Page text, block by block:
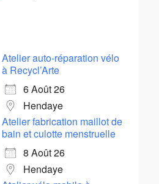
Atelier auto-réparation vélo
à Recycl’Arte
6 Août 26
Hendaye
Atelier fabrication maillot de
bain et culotte menstruelle
8 Août 26
Hendaye